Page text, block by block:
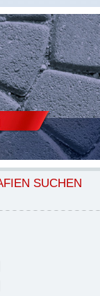
SUCHEN